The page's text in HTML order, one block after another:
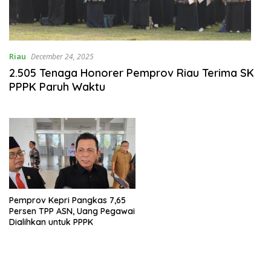
Riau December 24, 2025
2.505 Tenaga Honorer Pemprov Riau Terima SK
PPPK Paruh Waktu
Pemprov Kepri Pangkas 7,65
Persen TPP ASN, Uang Pegawai
Dialihkan untuk PPPK